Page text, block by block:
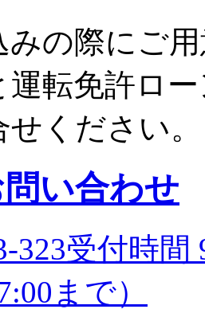
みの際にご
運転免許ロ
ください。
い合わせ
323受付時間
まで）